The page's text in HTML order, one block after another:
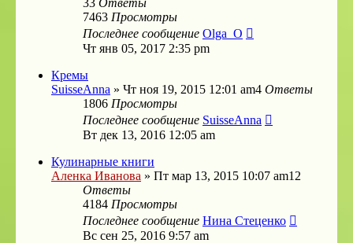
7463 Просмотры
Последнее сообщение Olga_O
Чт янв 05, 2017 2:35 pm
Кремы
SuisseAnna » Чт ноя 19, 2015 12:01 am4 Ответы
1806 Просмотры
Последнее сообщение SuisseAnna
Вт дек 13, 2016 12:05 am
Кулинарные книги
Аленка Иванова » Пт мар 13, 2015 10:07 am12
Ответы
4184 Просмотры
Последнее сообщение Нина Стеценко
Вс сен 25, 2016 9:57 am